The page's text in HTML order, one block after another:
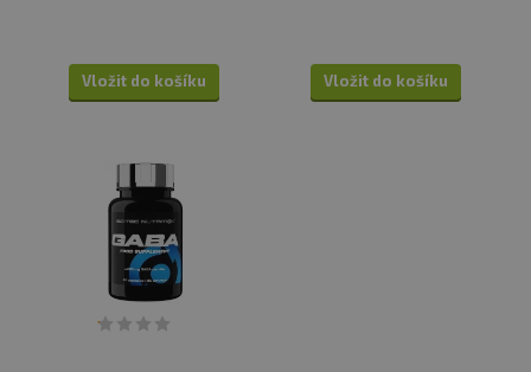
Vložit do košíku Vložit do košíku